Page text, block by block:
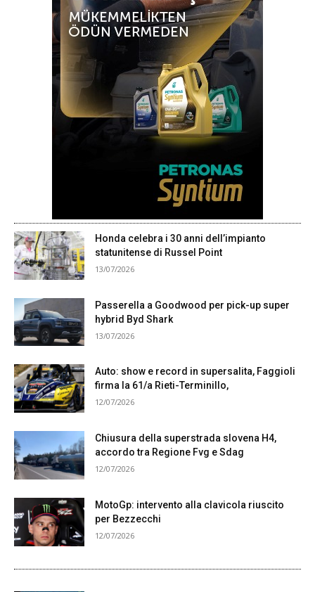
Honda celebra i 30 anni dell’impianto
statunitense di Russel Point
13/07/2026
Passerella a Goodwood per pick-up super
hybrid Byd Shark
13/07/2026
Auto: show e record in supersalita, Faggioli
firma la 61/a Rieti-Terminillo,
12/07/2026
Chiusura della superstrada slovena H4,
accordo tra Regione Fvg e Sdag
12/07/2026
MotoGp: intervento alla clavicola riuscito
per Bezzecchi
12/07/2026